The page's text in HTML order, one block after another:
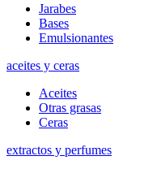
Jarabes
Bases
Emulsionantes
aceites y ceras
Aceites
Otras grasas
Ceras
extractos y perfumes